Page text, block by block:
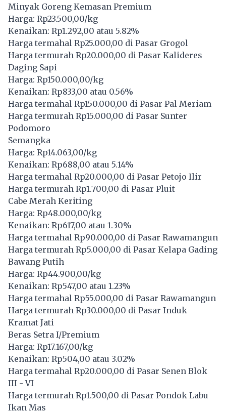
Minyak Goreng Kemasan Premium
Harga: Rp23.500,00/kg
Kenaikan: Rp1.292,00 atau 5.82%
Harga termahal Rp25.000,00 di Pasar Grogol
Harga termurah Rp20.000,00 di Pasar Kalideres
Daging Sapi
Harga: Rp150.000,00/kg
Kenaikan: Rp833,00 atau 0.56%
Harga termahal Rp150.000,00 di Pasar Pal Meriam
Harga termurah Rp15.000,00 di Pasar Sunter
Podomoro
Semangka
Harga: Rp14.063,00/kg
Kenaikan: Rp688,00 atau 5.14%
Harga termahal Rp20.000,00 di Pasar Petojo Ilir
Harga termurah Rp1.700,00 di Pasar Pluit
Cabe Merah Keriting
Harga: Rp48.000,00/kg
Kenaikan: Rp617,00 atau 1.30%
Harga termahal Rp90.000,00 di Pasar Rawamangun
Harga termurah Rp5.000,00 di Pasar Kelapa Gading
Bawang Putih
Harga: Rp44.900,00/kg
Kenaikan: Rp547,00 atau 1.23%
Harga termahal Rp55.000,00 di Pasar Rawamangun
Harga termurah Rp30.000,00 di Pasar Induk
Kramat Jati
Beras Setra I/Premium
Harga: Rp17.167,00/kg
Kenaikan: Rp504,00 atau 3.02%
Harga termahal Rp20.000,00 di Pasar Senen Blok
III - VI
Harga termurah Rp1.500,00 di Pasar Pondok Labu
Ikan Mas